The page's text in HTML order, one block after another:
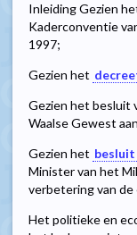
Inleiding Gezien
Kaderconventie
1997;
Gezien het
Gezien het besluit
Waalse Gewest
Gezien het besluit
Minister van het
verbetering van
Het politieke en